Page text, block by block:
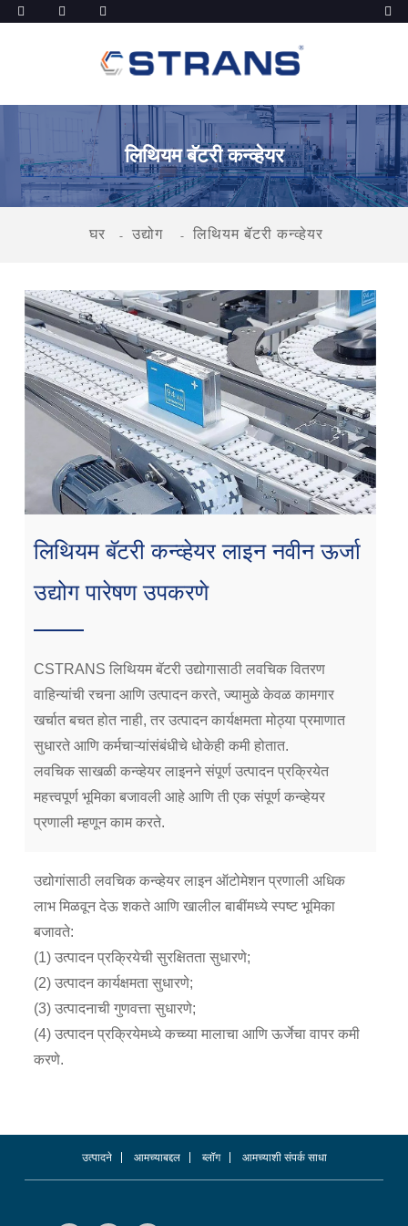
लिथियम बॅटरी कन्व्हेयर
घर उद्योग लिथियम बॅटरी कन्व्हेयर
लिथियम बॅटरी कन्व्हेयर लाइन नवीन ऊर्जा
उद्योग पारेषण उपकरणे
CSTRANS लिथियम बॅटरी उद्योगासाठी लवचिक वितरण
वाहिन्यांची रचना आणि उत्पादन करते, ज्यामुळे केवळ कामगार
खर्चात बचत होत नाही, तर उत्पादन कार्यक्षमता मोठ्या प्रमाणात
सुधारते आणि कर्मचाऱ्यांसंबंधीचे धोकेही कमी होतात.
लवचिक साखळी कन्व्हेयर लाइनने संपूर्ण उत्पादन प्रक्रियेत
महत्त्वपूर्ण भूमिका बजावली आहे आणि ती एक संपूर्ण कन्व्हेयर
प्रणाली म्हणून काम करते.
उद्योगांसाठी लवचिक कन्व्हेयर लाइन ऑटोमेशन प्रणाली अधिक
लाभ मिळवून देऊ शकते आणि खालील बाबींमध्ये स्पष्ट भूमिका
बजावते:
(1) उत्पादन प्रक्रियेची सुरक्षितता सुधारणे;
(2) उत्पादन कार्यक्षमता सुधारणे;
(3) उत्पादनाची गुणवत्ता सुधारणे;
(4) उत्पादन प्रक्रियेमध्ये कच्च्या मालाचा आणि ऊर्जेचा वापर कमी
करणे.
उत्पादने आमच्याबद्दल ब्लॉग आमच्याशी संपर्क साधा